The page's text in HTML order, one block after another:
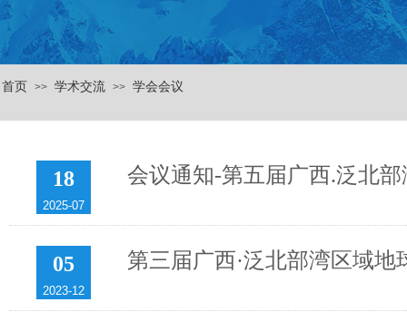
首页 >> 学术交流 >> 学会会议
18
2025-07
会议通知-第五届广西.泛北
05
2023-12
第三届广西·泛北部湾区域